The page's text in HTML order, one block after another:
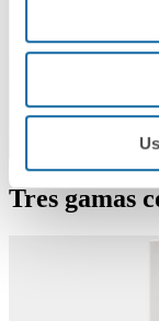
Tres gamas